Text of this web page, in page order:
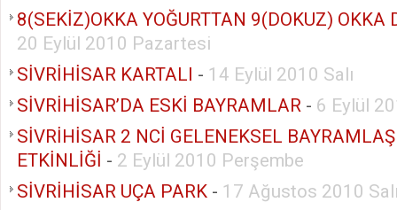
8(SEKİZ)OKKA YOĞURTTAN 9(DOKUZ) OKKA
20 Eylül 2010 Pazartesi
SİVRİHİSAR KARTALI - 14 Eylül 2010 Salı
SİVRİHİSAR’DA ESKİ BAYRAMLAR - 6 Eylül
SİVRİHİSAR 2 NCİ GELENEKSEL
ETKİNLİĞİ - 2 Eylül 2010 Perşembe
SİVRİHİSAR UÇA PARK - 17 Ağustos 2010